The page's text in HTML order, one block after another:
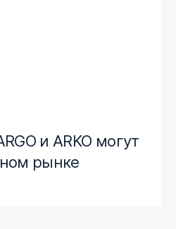
и ARKO могут
рынке